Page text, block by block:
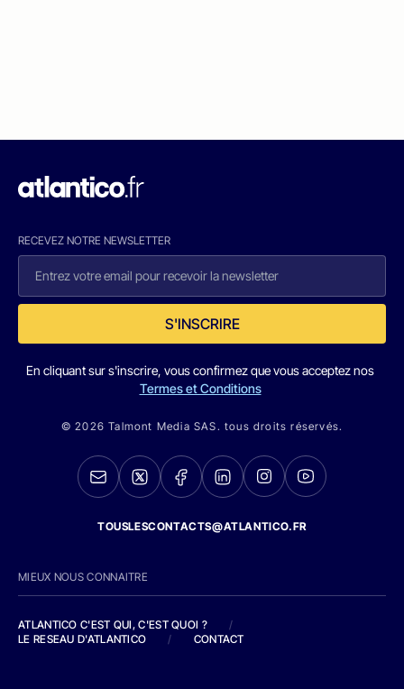
RECEVEZ NOTRE NEWSLETTER
S'INSCRIRE
En cliquant sur s'inscrire, vous confirmez que vous acceptez nos
Termes et Conditions
© 2026 Talmont Media SAS. tous droits réservés.
TOUSLESCONTACTS@ATLANTICO.FR
MIEUX NOUS CONNAITRE
ATLANTICO C'EST QUI, C'EST QUOI ?
/
LE RESEAU D'ATLANTICO
/ CONTACT